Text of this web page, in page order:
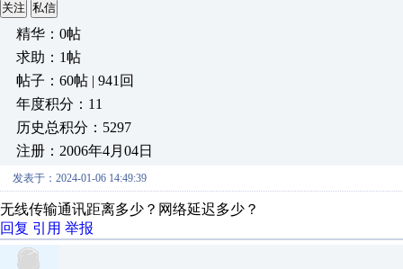
关注 私信
精华：0帖
求助：1帖
帖子：60帖 | 941回
年度积分：11
历史总积分：5297
注册：2006年4月04日
发表于：2024-01-06 14:49:39
无线传输通讯距离多少？网络延迟多少？
回复 引用 举报